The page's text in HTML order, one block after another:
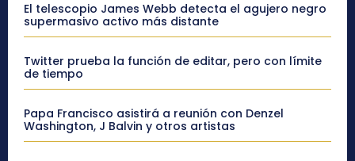
El telescopio James Webb detecta el agujero negro
supermasivo activo más distante
Twitter prueba la función de editar, pero con límite
de tiempo
Papa Francisco asistirá a reunión con Denzel
Washington, J Balvin y otros artistas